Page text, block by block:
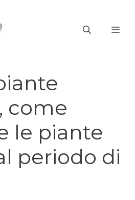
come
le piante
periodo di